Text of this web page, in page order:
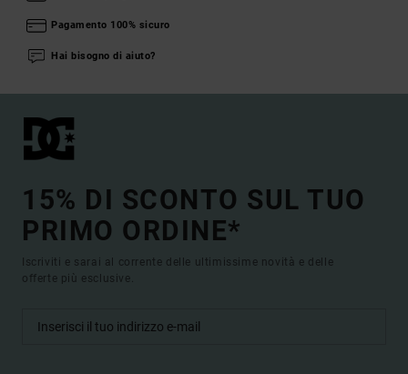
Pagamento 100% sicuro
Hai bisogno di aiuto?
15% DI SCONTO SUL TUO
PRIMO ORDINE*
Iscriviti e sarai al corrente delle ultimissime novità e delle
offerte più esclusive.